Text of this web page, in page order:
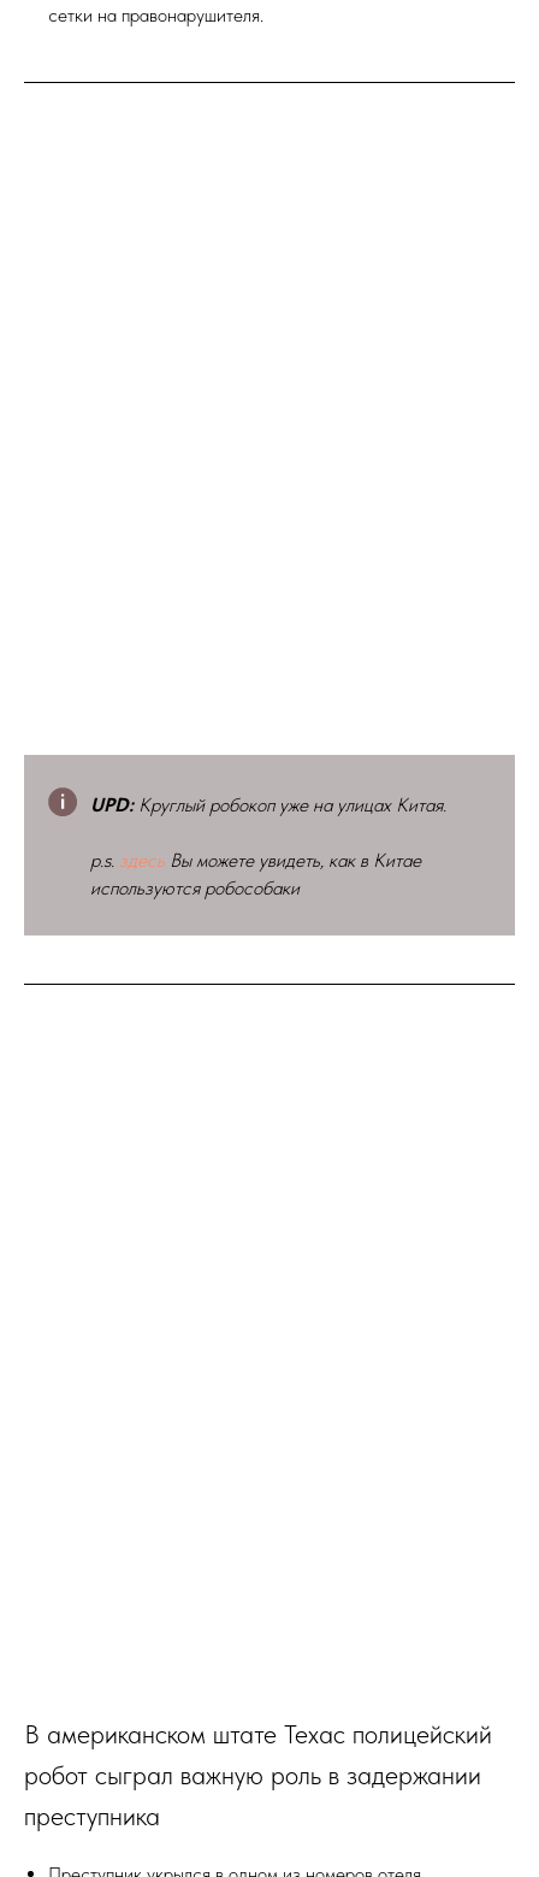
сетки на правонарушителя.
UPD:Круглый робокоп уже на улицах Китая.
p.s. здесь Вы можете увидеть, как в Китае
используются робособаки
В американском штате Техас полицейский
робот сыграл важную роль в задержании
преступника